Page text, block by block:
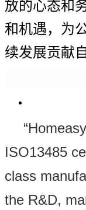
放的心态和
和机遇，为
续发展贡献
ISO13485
class
the R&D,